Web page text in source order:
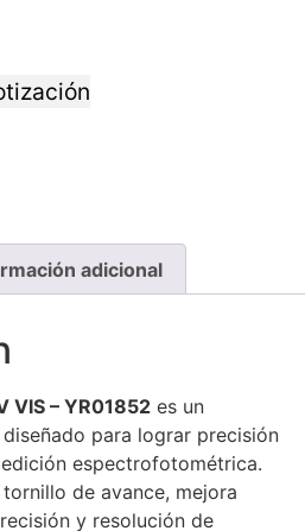
adicional
VIS – YR01852 es un
para lograr precisión
espectrofotométrica.
de avance, mejora
y resolución de